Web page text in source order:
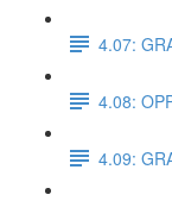
4.07:
4.08:
4.09: